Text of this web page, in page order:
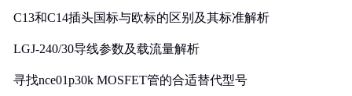
C13和C14插头国标与欧标的区别及其标准解析
LGJ-240/30导线参数及载流量解析
寻找nce01p30k MOSFET管的合适替代型号